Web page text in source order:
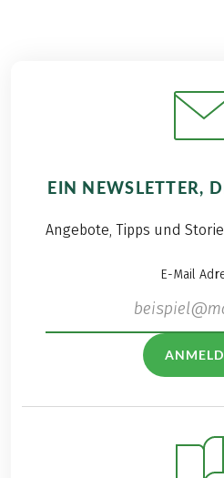
EIN NEWSLETTER,
Angebote, Tipps und
E-Mail